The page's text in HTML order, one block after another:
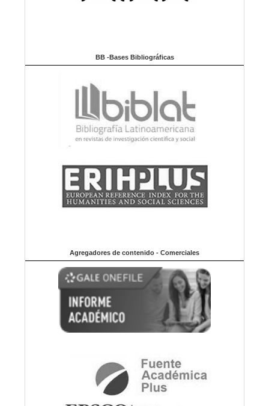
BB -Bases Bibliográficas
Agregadores de contenido - Comerciales